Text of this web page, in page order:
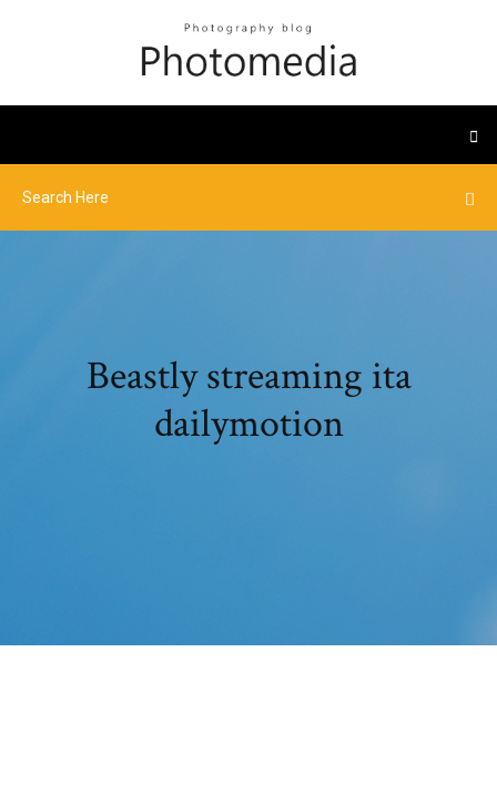
Beastly streaming ita
dailymotion